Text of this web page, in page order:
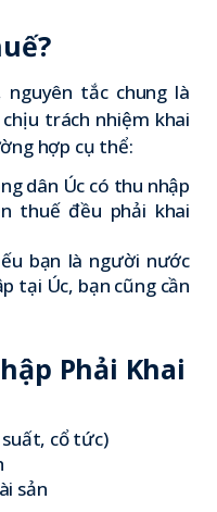
tắc chung là
trách nhiệm khai
hợp cụ thể:
dân Úc có thu nhập
thuế đều phải khai
bạn là người nước
tại Úc, bạn cũng cần
Phải Khai
cổ tức)
sản